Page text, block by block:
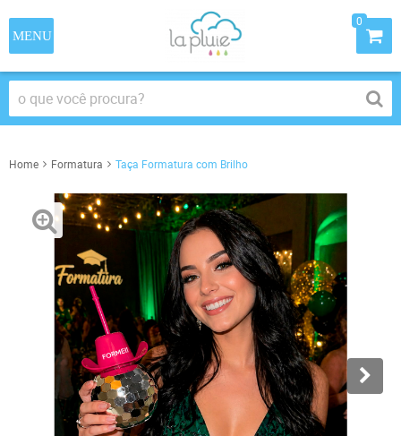
0
Home Formatura Taça Formatura com Brilho